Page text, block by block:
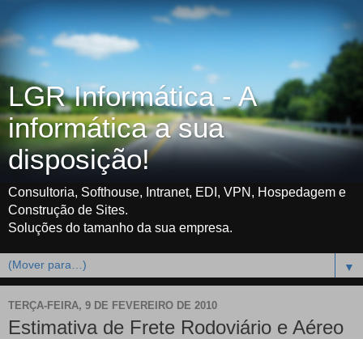
LGR Informática - A
informática a sua
disposição!
Consultoria, Softhouse, Intranet, EDI, VPN, Hospedagem e
Construção de Sites.
Soluções do tamanho da sua empresa.
▼
TERÇA-FEIRA, 9 DE FEVEREIRO DE 2010
Estimativa de Frete Rodoviário e Aéreo